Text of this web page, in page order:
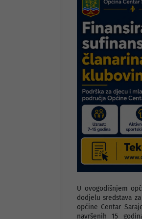
U ovogodišnjem
dodjelu sredstava
općine Centar
navršenih 15